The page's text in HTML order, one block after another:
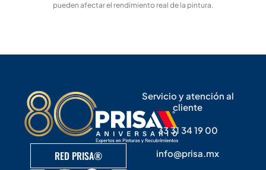
pueden afectar el rendimiento real de la pintura.
RED PRISA®
Servicio y atención al
cliente
33 31 34 19 00
info@prisa.mx